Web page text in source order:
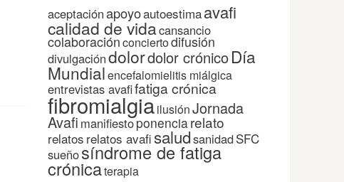
aceptaciónapoyoautoestimaavafi
calidad de vidacansancio
colaboraciónconciertodifusión
divulgacióndolordolor crónicoDía
Mundialencefalomielitis miálgica
entrevistas avafifatiga crónica
fibromialgiailusiónJornada
Avafi manifiestoponenciarelato
relatos relatos avafisaludsanidadSFC
sueñosíndrome de fatiga
crónicaterapia